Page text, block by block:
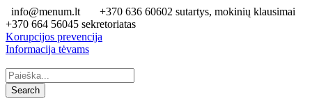
info@menum.lt
+370 636 60602 sutartys, mokinių klausimai
+370 664 56045 sekretoriatas
Korupcijos prevencija
Informacija tėvams